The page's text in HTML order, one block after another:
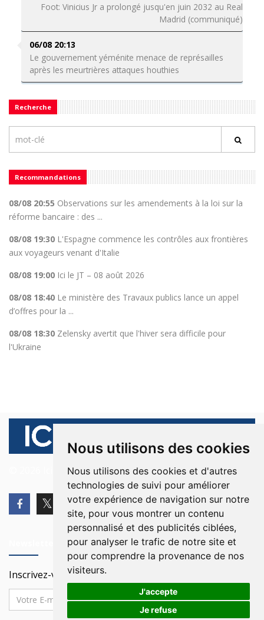
Nous utilisons des cookies
Nous utilisons des cookies et d'autres
technologies de suivi pour améliorer
votre expérience de navigation sur notre
site, pour vous montrer un contenu
personnalisé et des publicités ciblées,
pour analyser le trafic de notre site et
pour comprendre la provenance de nos
visiteurs.
J'accepte
Je refuse
Foot: Vinicius Jr a prolongé jusqu'en juin 2032 au Real
Madrid (communiqué)
06/08 20:13
Le gouvernement yéménite menace de représailles
après les meurtrières attaques houthies
Recherche
Recommandations
08/08 20:55 Observations sur les amendements à la loi sur la
réforme bancaire : des ...
08/08 19:30 L'Espagne commence les contrôles aux frontières
aux voyageurs venant d'Italie
08/08 19:00 Ici le JT – 08 août 2026
08/08 18:40 Le ministère des Travaux publics lance un appel
d’offres pour la ...
08/08 18:30 Zelensky avertit que l'hiver sera difficile pour
l'Ukraine
© 2026 Ici Beyrouth. Tous les droits sont réservés.
Inscrivez-vous à notre Newsletter